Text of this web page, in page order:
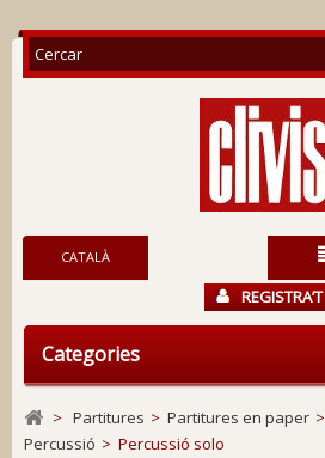
CATALÀ
REGISTRA’T
Categories
> Partitures > Partitures en paper >
Percussió > Percussió solo